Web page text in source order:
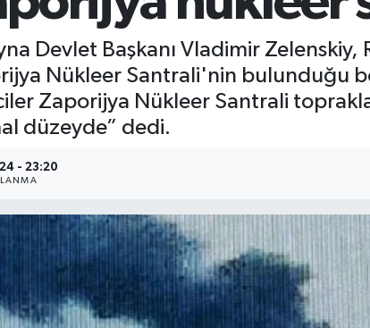
Devlet Başkanı Vladimir
Nükleer Santrali'nin bulunduğu
Zaporijya Nükleer Santrali
düzeyde” dedi.
- 23:20